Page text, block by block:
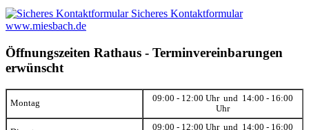
Sicheres Kontaktformular
www.miesbach.de
Öffnungszeiten Rathaus - Terminvereinbarungen
erwünscht
Montag
09:00 - 12:00 Uhr und 14:00 - 16:00
Uhr
09:00 - 12:00 Uhr und 14:00 - 16:00